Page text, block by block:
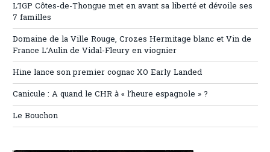
L’IGP Côtes-de-Thongue met en avant sa liberté et dévoile ses
7 familles
Domaine de la Ville Rouge, Crozes Hermitage blanc et Vin de
France L’Aulin de Vidal-Fleury en viognier
Hine lance son premier cognac XO Early Landed
Canicule : A quand le CHR à « l’heure espagnole » ?
Le Bouchon